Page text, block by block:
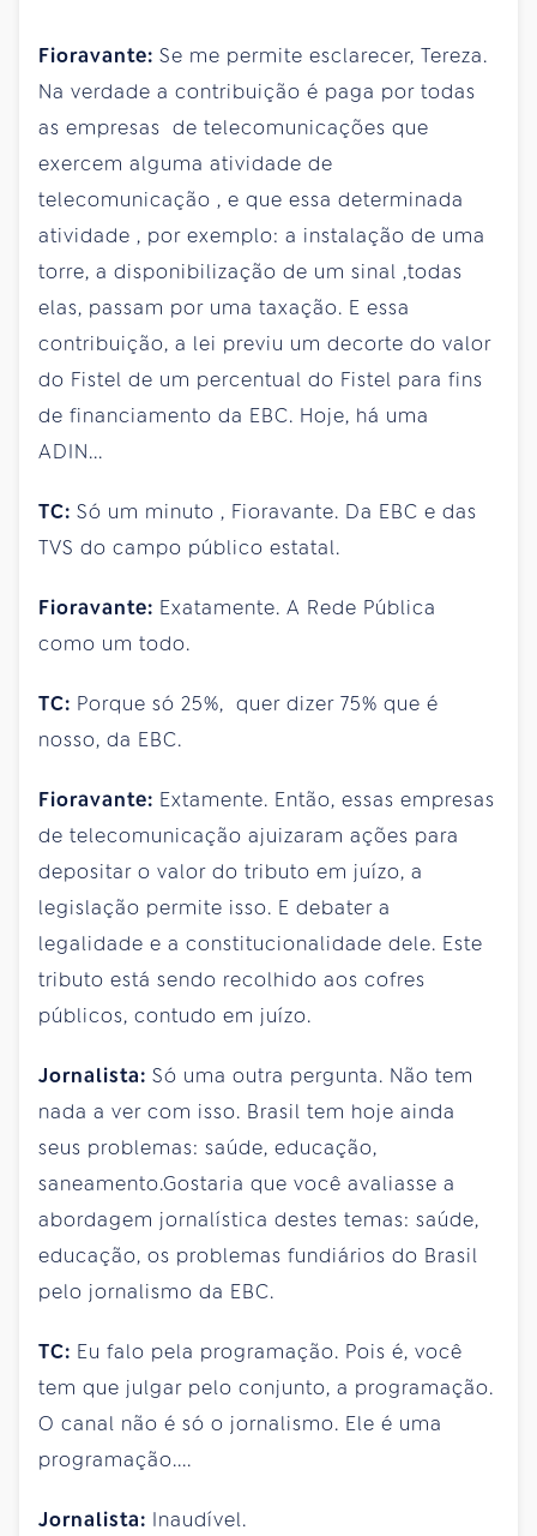
Fioravante: Se me permite esclarecer, Tereza.
Na verdade a contribuição é paga por todas
as empresas de telecomunicações que
exercem alguma atividade de
telecomunicação , e que essa determinada
atividade , por exemplo: a instalação de uma
torre, a disponibilização de um sinal ,todas
elas, passam por uma taxação. E essa
contribuição, a lei previu um decorte do valor
do Fistel de um percentual do Fistel para fins
de financiamento da EBC. Hoje, há uma
ADIN...
TC: Só um minuto , Fioravante. Da EBC e das
TVS do campo público estatal.
Fioravante: Exatamente. A Rede Pública
como um todo.
TC: Porque só 25%, quer dizer 75% que é
nosso, da EBC.
Fioravante: Extamente. Então, essas empresas
de telecomunicação ajuizaram ações para
depositar o valor do tributo em juízo, a
legislação permite isso. E debater a
legalidade e a constitucionalidade dele. Este
tributo está sendo recolhido aos cofres
públicos, contudo em juízo.
Jornalista: Só uma outra pergunta. Não tem
nada a ver com isso. Brasil tem hoje ainda
seus problemas: saúde, educação,
saneamento.Gostaria que você avaliasse a
abordagem jornalística destes temas: saúde,
educação, os problemas fundiários do Brasil
pelo jornalismo da EBC.
TC: Eu falo pela programação. Pois é, você
tem que julgar pelo conjunto, a programação.
O canal não é só o jornalismo. Ele é uma
programação....
Jornalista: Inaudível.